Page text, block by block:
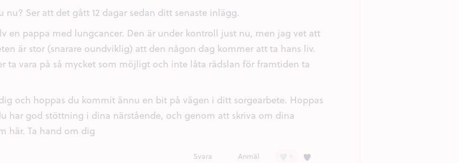
nu? Ser att det gått 12 dagar sedan ditt senaste inlägg.
en pappa med lungcancer. Den är under kontroll just nu, men jag vet att
är stor (snarare oundviklig) att den någon dag kommer att ta hans liv.
ta vara på så mycket som möjligt och inte låta rädslan för framtiden ta
och hoppas du kommit ännu en bit på vägen i ditt sorgearbete. Hoppas
har god stöttning i dina närstående, och genom att skriva om dina
här. Ta hand om dig
Anmäl
Svara Kärlek (1)